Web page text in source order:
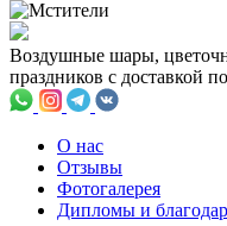
Воздушные шары,
праздников с
О нас
Отзывы
Фотогалерея
Дипломы и